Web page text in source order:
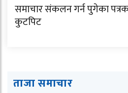
समाचार संकलन गर्न पुगेका
कुटपिट
ताजा समाचार